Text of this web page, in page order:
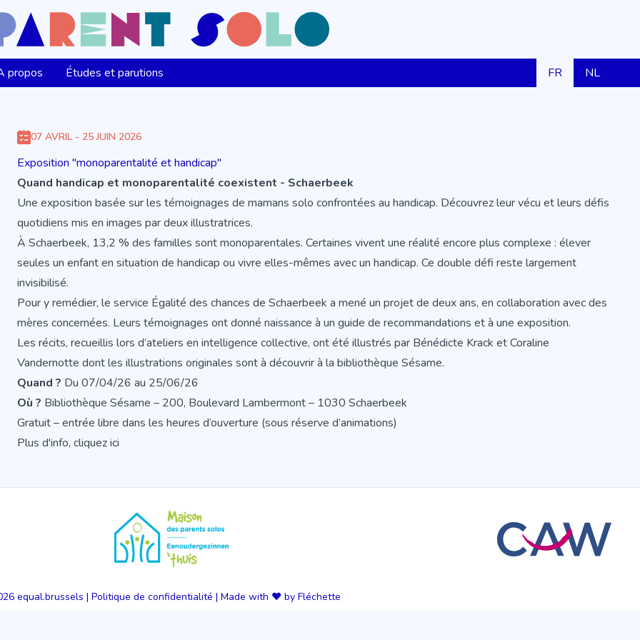
propos Études et parutions FR NL
07 AVRIL - 25 JUIN 2026
Exposition "monoparentalité et handicap"
Quand handicap et monoparentalité coexistent - Schaerbeek
Une exposition basée sur les témoignages de mamans solo confrontées au handicap. Découvrez leur vécu et leurs défis
quotidiens mis en images par deux illustratrices.
À Schaerbeek, 13,2 % des familles sont monoparentales. Certaines vivent une réalité encore plus complexe : élever
seules un enfant en situation de handicap ou vivre elles-mêmes avec un handicap. Ce double défi reste largement
invisibilisé.
Pour y remédier, le service Égalité des chances de Schaerbeek a mené un projet de deux ans, en collaboration avec des
mères concernées. Leurs témoignages ont donné naissance à un guide de recommandations et à une exposition.
Les récits, recueillis lors d’ateliers en intelligence collective, ont été illustrés par Bénédicte Krack et Coraline
Vandernotte dont les illustrations originales sont à découvrir à la bibliothèque Sésame.
Quand ? Du 07/04/26 au 25/06/26
Où ? Bibliothèque Sésame – 200, Boulevard Lambermont – 1030 Schaerbeek
Gratuit – entrée libre dans les heures d’ouverture (sous réserve d’animations)
Plus d'info, cliquezici
equal.brussels | Politique de confidentialité | Made with ❤️ by Fléchette